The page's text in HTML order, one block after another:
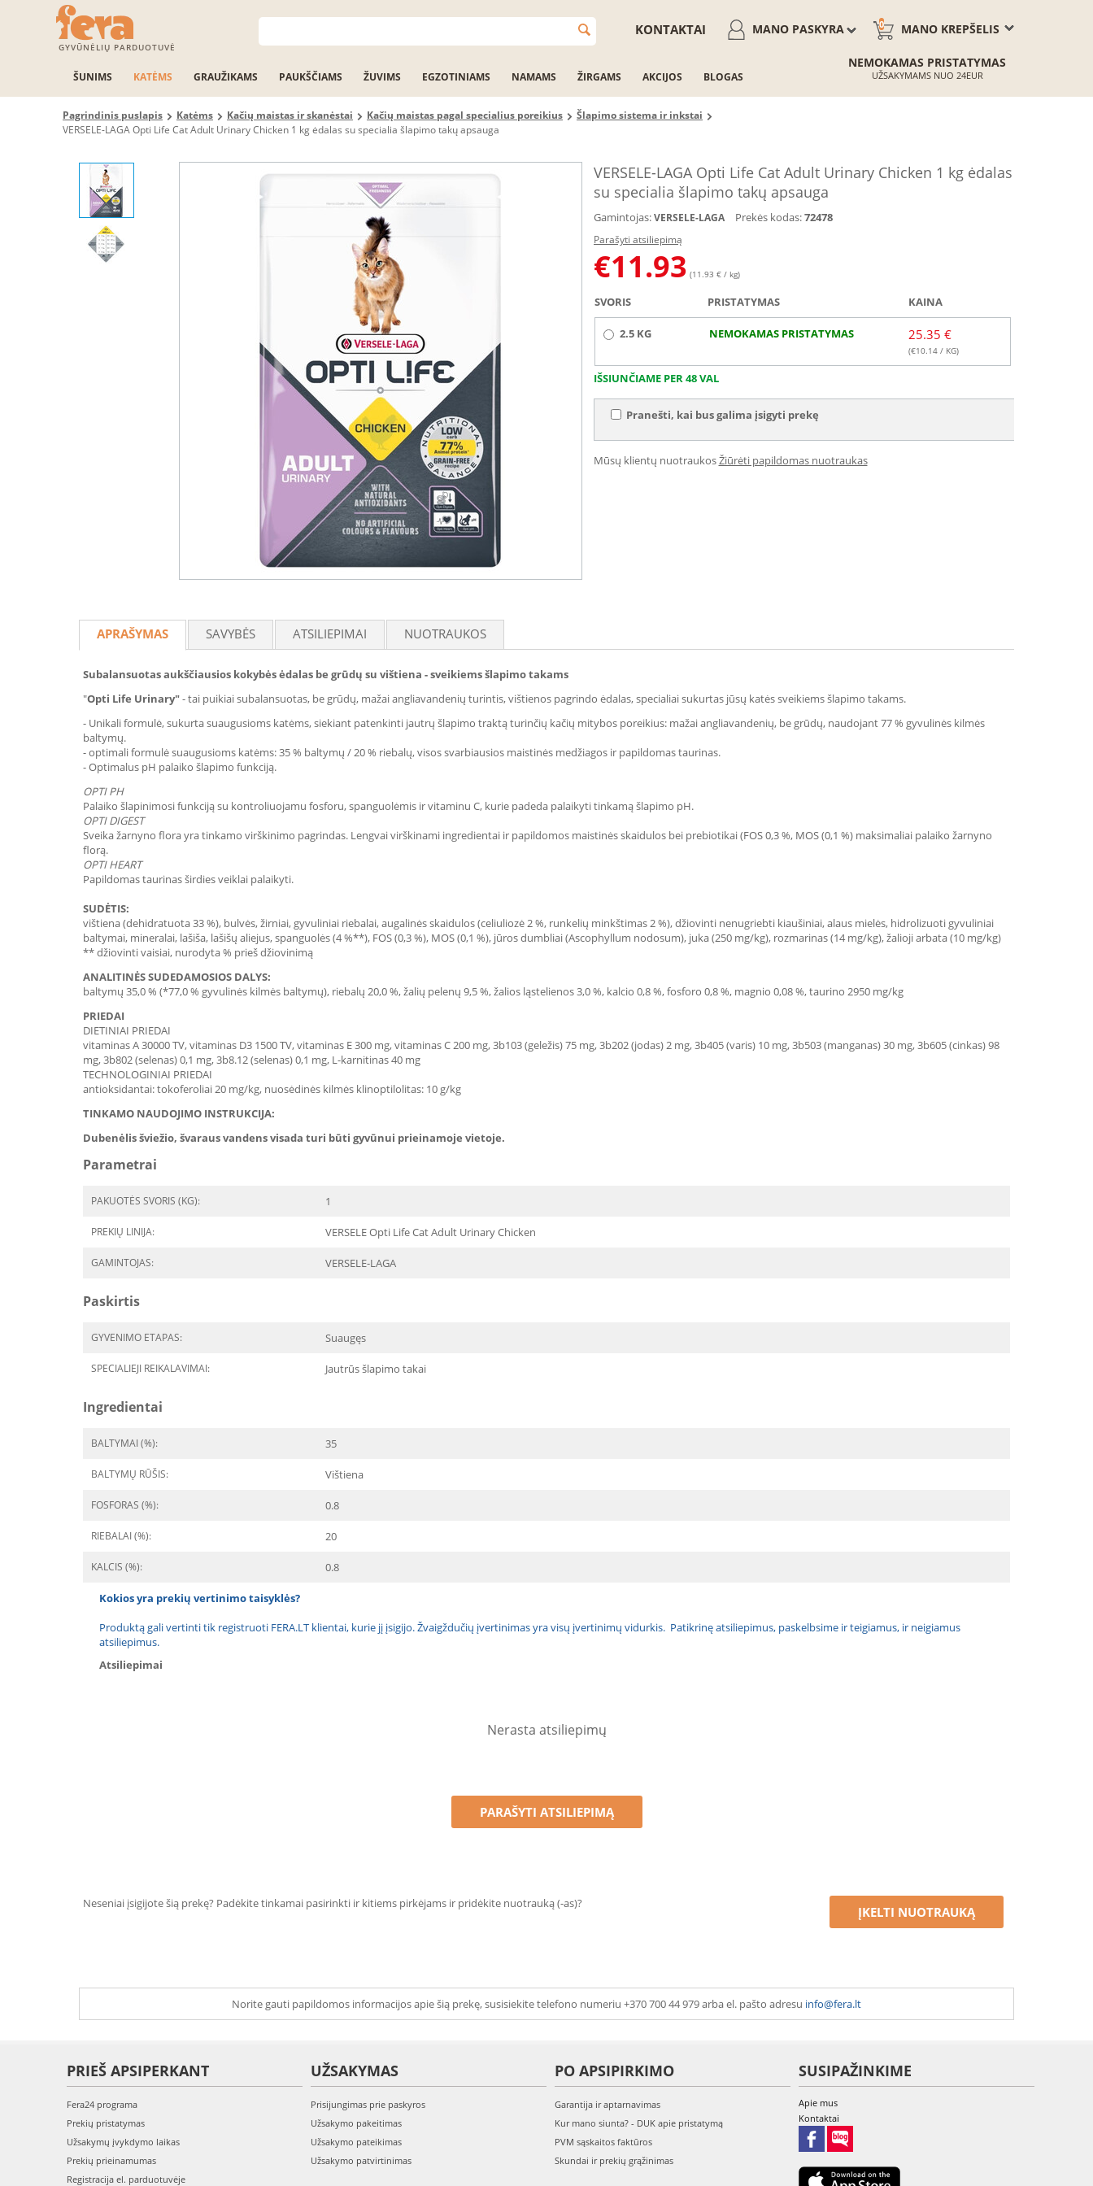
GYVŪNĖLIŲ PARDUOTUVĖ
MANO KREPŠELIS
0
MANO PASKYRA
KONTAKTAI
ŠUNIMS KATĖMS GRAUŽIKAMS PAUKŠČIAMS ŽUVIMS EGZOTINIAMS NAMAMS ŽIRGAMS AKCIJOS BLOGAS
NEMOKAMAS PRISTATYMAS
UŽSAKYMAMS NUO 24EUR
Pagrindinis puslapis Katėms Kačių maistas ir skanėstai Kačių maistas pagal specialius poreikius
Šlapimo sistema ir inkstai
VERSELE-LAGA Opti Life Cat Adult Urinary Chicken 1 kg ėdalas su specialia šlapimo takų apsauga
VERSELE-LAGA Opti Life Cat Adult Urinary Chicken 1 kg ėdalas
su specialia šlapimo takų apsauga
Gamintojas: VERSELE-LAGA Prekės kodas:72478
Parašyti atsiliepimą
€11.93 (11.93 € / kg)
SVORIS PRISTATYMAS KAINA
2.5 KG NEMOKAMAS PRISTATYMAS 25.35 €
(€10.14/ KG)
IŠSIUNČIAME PER 48 VAL
Pranešti, kai bus galima įsigyti prekę
Mūsų klientų nuotraukosŽiūrėti papildomas nuotraukas
APRAŠYMAS SAVYBĖS ATSILIEPIMAI NUOTRAUKOS
Subalansuotas aukščiausios kokybės ėdalas be grūdų su vištiena - sveikiems šlapimo takams
"Opti Life Urinary"- tai puikiai subalansuotas, be grūdų, mažai angliavandenių turintis, vištienos pagrindo ėdalas, specialiai sukurtas jūsų katės sveikiems šlapimo takams.
- Unikali formulė, sukurta suaugusioms katėms, siekiant patenkinti jautrų šlapimo traktą turinčių kačių mitybos poreikius: mažai angliavandenių, be grūdų, naudojant 77 % gyvulinės kilmės
baltymų.
- optimali formulė suaugusioms katėms: 35 % baltymų / 20 % riebalų, visos svarbiausios maistinės medžiagos ir papildomas taurinas.
- Optimalus pH palaiko šlapimo funkciją.
OPTI PH
Palaiko šlapinimosi funkciją su kontroliuojamu fosforu, spanguolėmis ir vitaminu C, kurie padeda palaikyti tinkamą šlapimo pH.
OPTI DIGEST
Sveika žarnyno flora yra tinkamo virškinimo pagrindas. Lengvai virškinami ingredientai ir papildomos maistinės skaidulos bei prebiotikai (FOS 0,3 %, MOS (0,1 %) maksimaliai palaiko žarnyno
florą.
OPTI HEART
Papildomas taurinas širdies veiklai palaikyti.
SUDĖTIS:
vištiena (dehidratuota 33 %), bulvės, žirniai, gyvuliniai riebalai, augalinės skaidulos (celiuliozė 2 %, runkelių minkštimas 2 %), džiovinti nenugriebti kiaušiniai, alaus mielės, hidrolizuoti gyvuliniai
baltymai, mineralai, lašiša, lašišų aliejus, spanguolės (4 %**), FOS (0,3 %), MOS (0,1 %), jūros dumbliai (Ascophyllum nodosum), juka (250 mg/kg), rozmarinas (14 mg/kg), žalioji arbata (10 mg/kg)
** džiovinti vaisiai, nurodyta % prieš džiovinimą
ANALITINĖS SUDEDAMOSIOS DALYS:
baltymų 35,0 % (*77,0 % gyvulinės kilmės baltymų), riebalų 20,0 %, žalių pelenų 9,5 %, žalios ląstelienos 3,0 %, kalcio 0,8 %, fosforo 0,8 %, magnio 0,08 %, taurino 2950 mg/kg
PRIEDAI
DIETINIAI PRIEDAI
vitaminas A 30000 TV, vitaminas D3 1500 TV, vitaminas E 300 mg, vitaminas C 200 mg, 3b103 (geležis) 75 mg, 3b202 (jodas) 2 mg, 3b405 (varis) 10 mg, 3b503 (manganas) 30 mg, 3b605 (cinkas) 98
mg, 3b802 (selenas) 0,1 mg, 3b8.12 (selenas) 0,1 mg, L-karnitinas 40 mg
TECHNOLOGINIAI PRIEDAI
antioksidantai: tokoferoliai 20 mg/kg, nuosėdinės kilmės klinoptilolitas: 10 g/kg
TINKAMO NAUDOJIMO INSTRUKCIJA:
Dubenėlis šviežio, švaraus vandens visada turi būti gyvūnui prieinamoje vietoje.
Parametrai
PAKUOTĖS SVORIS (KG): 1
PREKIŲ LINIJA: VERSELE Opti Life Cat Adult Urinary Chicken
GAMINTOJAS: VERSELE-LAGA
Paskirtis
GYVENIMO ETAPAS: Suaugęs
SPECIALIEJI REIKALAVIMAI: Jautrūs šlapimo takai
Ingredientai
BALTYMAI (%): 35
BALTYMŲ RŪŠIS: Vištiena
FOSFORAS (%): 0.8
RIEBALAI (%): 20
KALCIS (%): 0.8
Kokios yra prekių vertinimo taisyklės?
Produktą gali vertinti tik registruoti FERA.LT klientai, kurie jį įsigijo. Žvaigždučių įvertinimas yra visų įvertinimų vidurkis. Patikrinę atsiliepimus, paskelbsime ir teigiamus, ir neigiamus
atsiliepimus.
Atsiliepimai
Nerasta atsiliepimų
PARAŠYTI ATSILIEPIMĄ
Neseniai įsigijote šią prekę? Padėkite tinkamai pasirinkti ir kitiems pirkėjams ir pridėkite nuotrauką (-as)?
ĮKELTI NUOTRAUKĄ
Norite gauti papildomos informacijos apie šią prekę, susisiekite telefono numeriu +370 700 44 979 arba el. pašto adresu info@fera.lt
PRIEŠ APSIPERKANT
Fera24 programa
Prekių pristatymas
Užsakymų įvykdymo laikas
Prekių prieinamumas
Registracija el. parduotuvėje
UŽSAKYMAS
Prisijungimas prie paskyros
Užsakymo pakeitimas
Užsakymo pateikimas
Užsakymo patvirtinimas
PO APSIPIRKIMO
Garantija ir aptarnavimas
Kur mano siunta? - DUK apie pristatymą
PVM sąskaitos faktūros
Skundai ir prekių grąžinimas
SUSIPAŽINKIME
Apie mus
Kontaktai